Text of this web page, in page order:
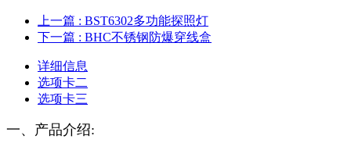
上一篇 : BST6302多功能探照灯
下一篇 : BHC不锈钢防爆穿线盒
详细信息
选项卡二
选项卡三
一、产品介绍: